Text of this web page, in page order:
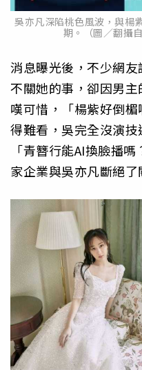
吳亦凡深陷桃色風波，與楊
期。（圖／翻攝
消息曝光後，不少網
不關她的事，卻因男
嘆可惜，「楊紫好倒
得難看，吳完全沒演技
「青簪行能AI換臉播
家企業與吳亦凡斷絕了